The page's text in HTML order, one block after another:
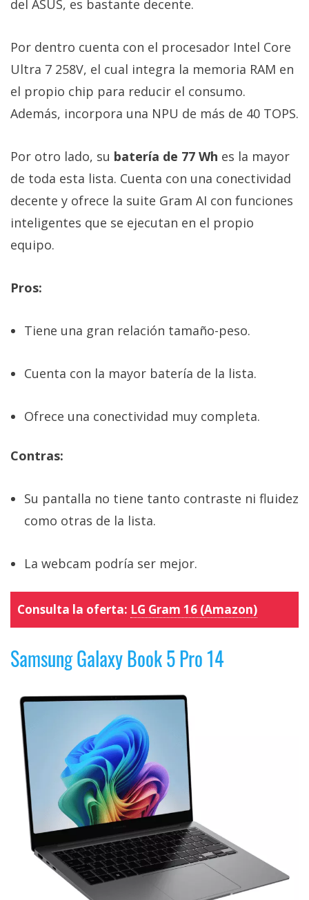
del ASUS, es bastante decente.
Por dentro cuenta con el procesador Intel Core
Ultra 7 258V, el cual integra la memoria RAM en
el propio chip para reducir el consumo.
Además, incorpora una NPU de más de 40 TOPS.
Por otro lado, su batería de 77 Wh es la mayor
de toda esta lista. Cuenta con una conectividad
decente y ofrece la suite Gram AI con funciones
inteligentes que se ejecutan en el propio
equipo.
Pros:
Tiene una gran relación tamaño-peso.
Cuenta con la mayor batería de la lista.
Ofrece una conectividad muy completa.
Contras:
Su pantalla no tiene tanto contraste ni fluidez
como otras de la lista.
La webcam podría ser mejor.
Consulta la oferta: LG Gram 16 (Amazon)
Samsung Galaxy Book 5 Pro 14